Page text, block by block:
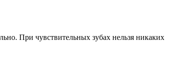
При чувствительных зубах нельзя никаких